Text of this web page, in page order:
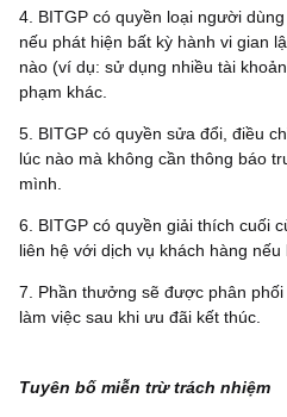
4. BITGP có quyền loại người
nếu phát hiện bất kỳ hành vi gian
nào (ví dụ: sử dụng nhiều tài
phạm khác.
5. BITGP có quyền sửa đổi, điều
lúc nào mà không cần thông báo
mình.
6. BITGP có quyền giải thích cuối
liên hệ với dịch vụ khách hàng nếu
7. Phần thưởng sẽ được phân
làm việc sau khi ưu đãi kết thúc.
Tuyên bố miễn trừ trách nhiệm